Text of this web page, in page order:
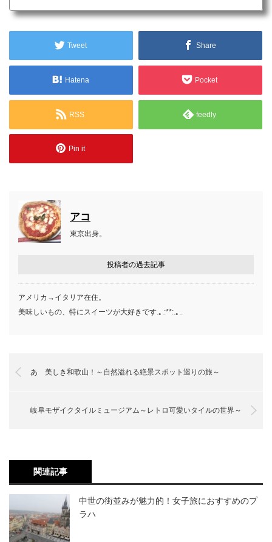
と評されるエレガントな街並みを楽しめる点。フランス南西部の町トゥ
在しやすい観光地のひとつです。街がコンパクト...
Tweet Share
Hatena Pocket
RSS feedly
Pin it
アコ
東京出身。
投稿者の過去記事
アメリカ→イタリア在住。
美味しいもの、特にスイーツが大好きです.｡.:**:.｡..
あゝ美しき和歌山！～自然溢れる絶景スポット巡りの旅～
岐阜モザイクタイルミュージアム～レトロ可愛いタイルの世界～
関連記事
中世の街並みが魅力的！女子旅におすすめのプ
ラハ